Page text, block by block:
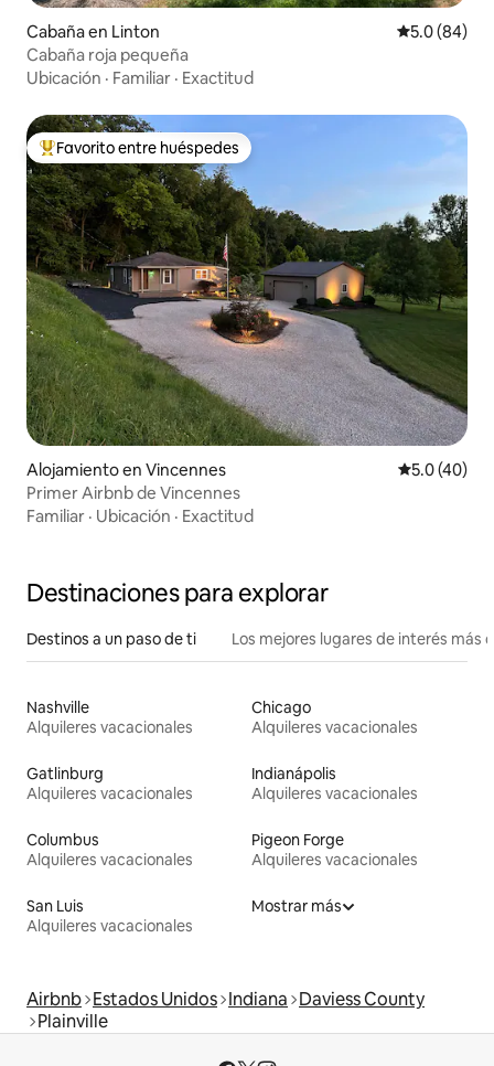
Cabaña en Linton Calificación
5.0 (84)
Cabaña roja pequeña
Ubicación · Familiar · Exactitud
Favorito entre huéspedes preferido
Favorito entre huéspedes
Alojamiento en Vincennes Calificación
5.0 (40)
Primer Airbnb de Vincennes
Familiar · Ubicación · Exactitud
Destinaciones para explorar
Destinos a un paso de ti Los mejores lugares de interés más
Nashville
Alquileres vacacionales
Chicago
Alquileres vacacionales
Gatlinburg
Alquileres vacacionales
Indianápolis
Alquileres vacacionales
Columbus
Alquileres vacacionales
Pigeon Forge
Alquileres vacacionales
San Luis
Alquileres vacacionales
Mostrar más
Airbnb Estados Unidos Indiana Daviess County
Plainville